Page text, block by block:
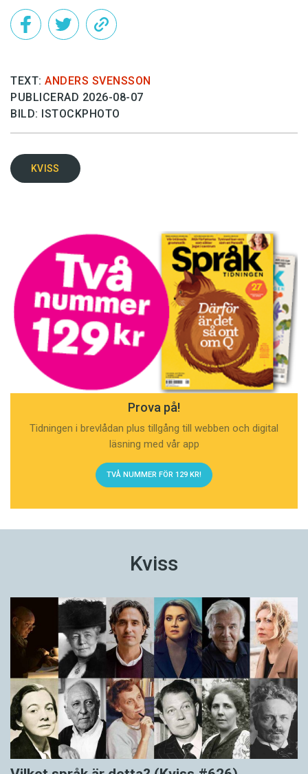
TEXT: ANDERS SVENSSON
PUBLICERAD 2026-08-07
BILD: ISTOCKPHOTO
KVISS
Prova på!
Tidningen i brevlådan plus tillgång till webben och digital
läsning med vår app
TVÅ NUMMER FÖR 129 KR!
Kviss